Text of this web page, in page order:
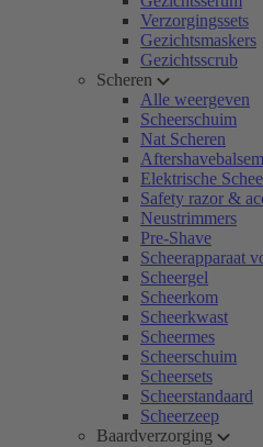
Verzorgingssets
Gezichtsmaskers
Gezichtsscrub
Scheren
Alle weergeven
Scheerschuim
Nat Scheren
Elektrische
Safety razor &
Neustrimmers
Pre-Shave
Scheerapparaat
Scheergel
Scheerkom
Scheerkwast
Scheermes
Scheerschuim
Scheersets
Scheerstandaard
Scheerzeep
Baardverzorging